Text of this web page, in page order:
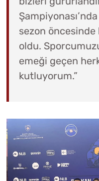
sezon
oldu.
emeği geçen
kutluyorum.”